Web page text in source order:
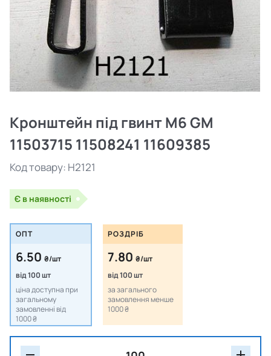
Кронштейн під гвинт M6 GM
11503715 11508241 11609385
Код товару: H2121
Є в наявності
ОПТ
6.50 ₴/шт
від 100 шт
ціна доступна при
загальному
замовленні від
1000 ₴
РОЗДРІБ
7.80 ₴/шт
від 100 шт
за загального
замовлення менше
1000 ₴